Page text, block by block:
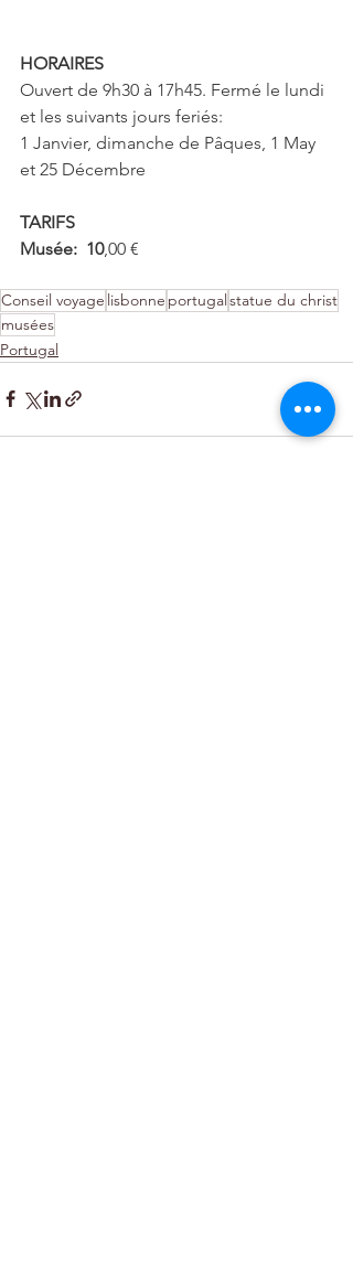
HORAIRES
Ouvert de 9h30 à 17h45. Fermé le lundi
et les suivants jours feriés:
1 Janvier, dimanche de Pâques, 1 May
et 25 Décembre
TARIFS
Musée:  10,00 €
Conseil voyage lisbonne portugalstatue du christ
musées
Portugal